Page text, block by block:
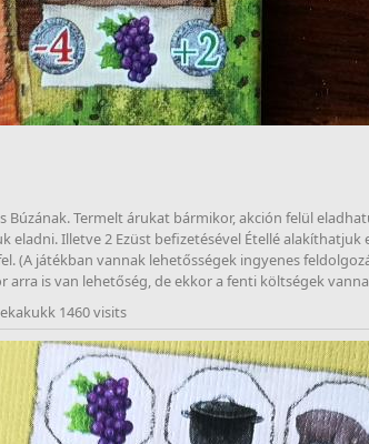
Búzának. Termelt árukat bármikor, akción felül
eladni. Illetve 2 Ezüst befizetésével Étellé
(A játékban vannak lehetősségek ingyenes
arra is van lehetőség, de ekkor a fenti költségek
1460 visits